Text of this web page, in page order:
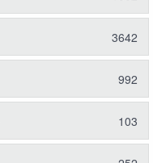
3642
992
103